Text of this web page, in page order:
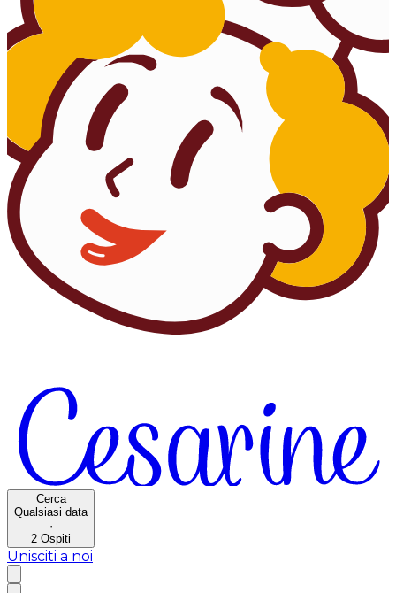
Cerca
Qualsiasi data
·
2 Ospiti
Unisciti a noi